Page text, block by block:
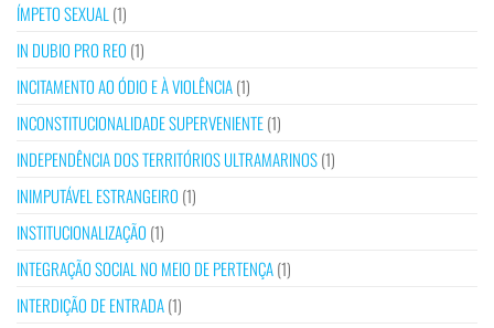
ÍMPETO SEXUAL(1)
IN DUBIO PRO REO (1)
INCITAMENTO AO ÓDIO E À VIOLÊNCIA(1)
INCONSTITUCIONALIDADE SUPERVENIENTE(1)
INDEPENDÊNCIA DOS TERRITÓRIOS ULTRAMARINOS(1)
INIMPUTÁVEL ESTRANGEIRO (1)
INSTITUCIONALIZAÇÃO (1)
INTEGRAÇÃO SOCIAL NO MEIO DE PERTENÇA(1)
INTERDIÇÃO DE ENTRADA(1)